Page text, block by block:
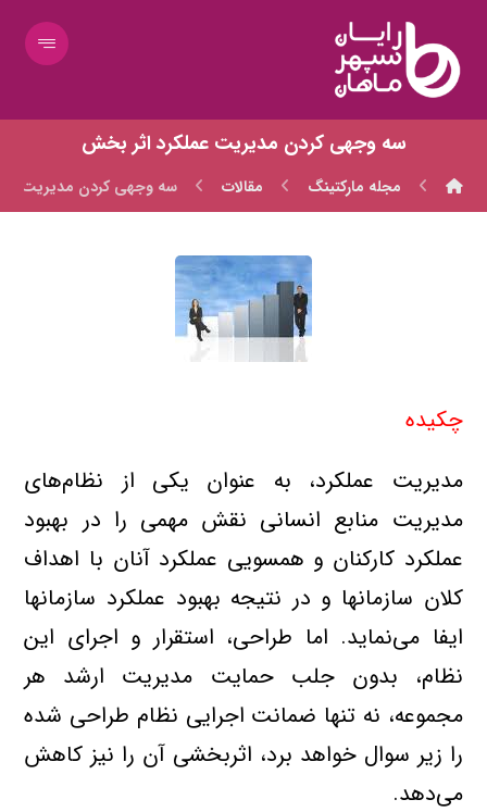
سه وجهی کردن مديريت عملكرد اثر بخش
مجله مارکتینگ مقالات سه وجهی کردن مديريت
چكيده
مديريت عملكرد، به عنوان يكي از نظام‌هاي
مديريت منابع انساني نقش مهمي را در بهبود
عملكرد كاركنان و همسويي عملكرد آنان با اهداف
كلان سازمانها و در نتيجه بهبود عملكرد سازمانها
ايفا مي‌نمايد. اما طراحي، استقرار و اجراي اين
نظام، بدون جلب حمايت مديريت ارشد هر
مجموعه، نه تنها ضمانت اجرايي نظام طراحي شده
را زير سوال خواهد برد، اثربخشي آن را نيز كاهش
مي‌دهد.